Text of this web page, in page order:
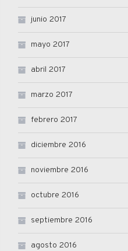
junio 2017
mayo 2017
abril 2017
marzo 2017
febrero 2017
diciembre 2016
noviembre 2016
octubre 2016
septiembre 2016
agosto 2016